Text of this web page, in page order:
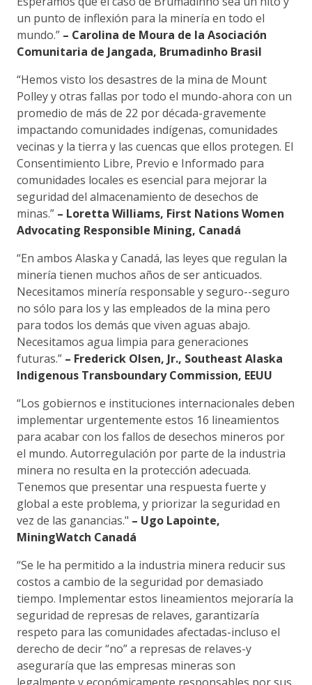
un punto de inflexión para la minería en todo el
mundo.” – Carolina de Moura de la Asociación
Comunitaria de Jangada, Brumadinho Brasil
“Hemos visto los desastres de la mina de Mount
Polley y otras fallas por todo el mundo-ahora con un
promedio de más de 22 por década-gravemente
impactando comunidades indígenas, comunidades
vecinas y la tierra y las cuencas que ellos protegen. El
Consentimiento Libre, Previo e Informado para
comunidades locales es esencial para mejorar la
seguridad del almacenamiento de desechos de
minas.” – Loretta Williams, First Nations Women
Advocating Responsible Mining, Canadá
“En ambos Alaska y Canadá, las leyes que regulan la
minería tienen muchos años de ser anticuados.
Necesitamos minería responsable y seguro--seguro
no sólo para los y las empleados de la mina pero
para todos los demás que viven aguas abajo.
Necesitamos agua limpia para generaciones
futuras.” – Frederick Olsen, Jr., Southeast Alaska
Indigenous Transboundary Commission, EEUU
“Los gobiernos e instituciones internacionales deben
implementar urgentemente estos 16 lineamientos
para acabar con los fallos de desechos mineros por
el mundo. Autorregulación por parte de la industria
minera no resulta en la protección adecuada.
Tenemos que presentar una respuesta fuerte y
global a este problema, y priorizar la seguridad en
vez de las ganancias." – Ugo Lapointe,
MiningWatch Canadá
“Se le ha permitido a la industria minera reducir sus
costos a cambio de la seguridad por demasiado
tiempo. Implementar estos lineamientos mejoraría la
seguridad de represas de relaves, garantizaría
respeto para las comunidades afectadas-incluso el
derecho de decir “no” a represas de relaves-y
aseguraría que las empresas mineras son
legalmente y económicamente responsables por sus